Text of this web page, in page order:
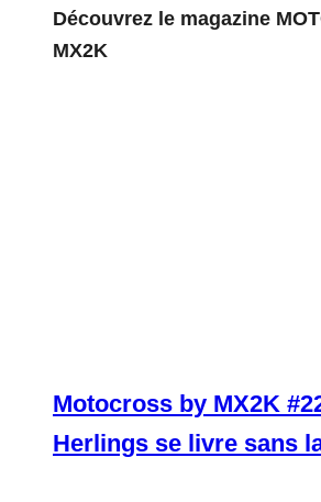
Découvrez le magazine
MX2K
Motocross by MX2K
Herlings se livre sans